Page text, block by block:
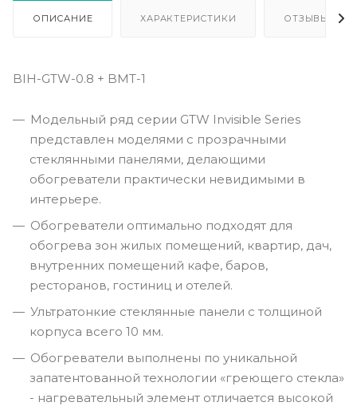
ОПИСАНИЕ ХАРАКТЕРИСТИКИ ОТЗЫВЫ
BIH-GTW-0.8 + BMT-1
Модельный ряд серии GTW Invisible Series
представлен моделями с прозрачными
стеклянными панелями, делающими
обогреватели практически невидимыми в
интерьере.
Обогреватели оптимально подходят для
обогрева зон жилых помещений, квартир, дач,
внутренних помещений кафе, баров,
ресторанов, гостиниц и отелей.
Ультратонкие стеклянные панели с толщиной
корпуса всего 10 мм.
Обогреватели выполнены по уникальной
запатентованной технологии «греющего стекла»
- нагревательный элемент отличается высокой